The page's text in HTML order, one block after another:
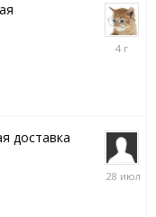
доставка
28